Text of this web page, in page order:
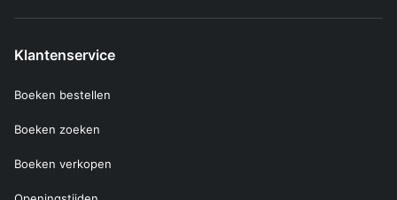
Klantenservice
Boeken bestellen
Boeken zoeken
Boeken verkopen